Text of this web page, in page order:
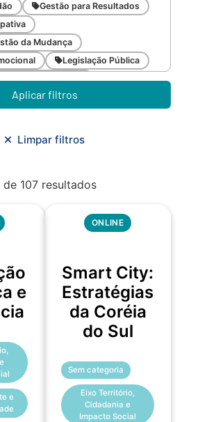
Gestão para Resultados
da Mudança
Legislação Pública
e Sustentabilidade
Ágeis
Orçamento e Finanças
Mobilidade
Aplicar filtros
Limpar filtros
107 resultados
e
e
ONLINE
Smart City:
Estratégias
da Coréia
do Sul
Sem categoria
Eixo Território,
Cidadania e
Impacto Social